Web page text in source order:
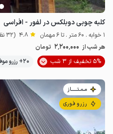
کلبه چوبی دوبلکس در لفور - افراسی
1 خوابه . 60 متر . تا 6 مهمان 4.8 (32 نظر)
هر شب از 2٬200٬000 تومان
5% تخفیف از 3 شب
20+ رزرو موفق
مـمـتــــــاز
رزرو فوری